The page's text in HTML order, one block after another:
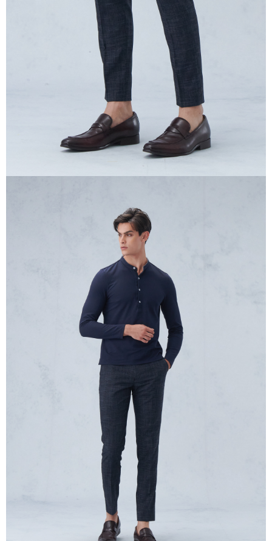
４．使用「AFTEE先享後付」時，將依據個別帳號之用戶狀況，依本公司即
時審查核予不同之上限額度；若仍有額度不足之情形，本公司將視審查結果
５．嚴禁一人註冊多個帳號或使用他人資訊註冊。若發現惡意使用之情形，
恩沛科技股份有限公司將有權停止該用戶之使用額度並採取法律行動。